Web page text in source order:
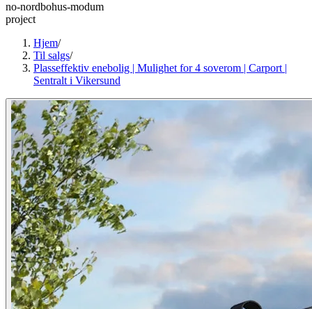
no-nordbohus-modum
project
Hjem/
Til salgs/
Plasseffektiv enebolig | Mulighet for 4 soverom | Carport |
Sentralt i Vikersund